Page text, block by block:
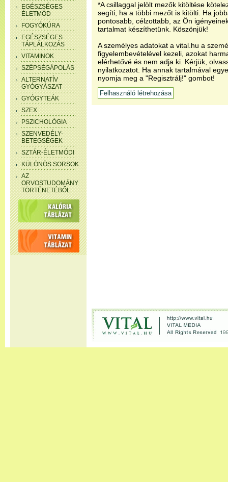
EGÉSZSÉGES
ÉLETMÓD
FOGYÓKÚRA
EGÉSZSÉGES
TÁPLÁLKOZÁS
VITAMINOK
SZÉPSÉGÁPOLÁS
ALTERNATÍV
GYÓGYÁSZAT
GYÓGYTEÁK
SZEX
PSZICHOLÓGIA
SZENVEDÉLY-
BETEGSÉGEK
SZTÁR-ÉLETMÓDI
KÜLÖNÖS SORSOK
AZ
ORVOSTUDOMÁNY
TÖRTÉNETÉBŐL
*A csillaggal jelölt mezők kitöltése
segíti, ha a többi mezőt is kitölti. Ha
pontosabb, célzottabb, az Ön
tartalmat készíthetünk. Köszönjük!
A személyes adatokat a vital.hu a
figyelembevételével kezeli, azokat
elérhetővé és nem adja ki. Kérjük,
nyilatkozatot. Ha annak tartalmával
nyomja meg a "Regisztrálj!" gombot!